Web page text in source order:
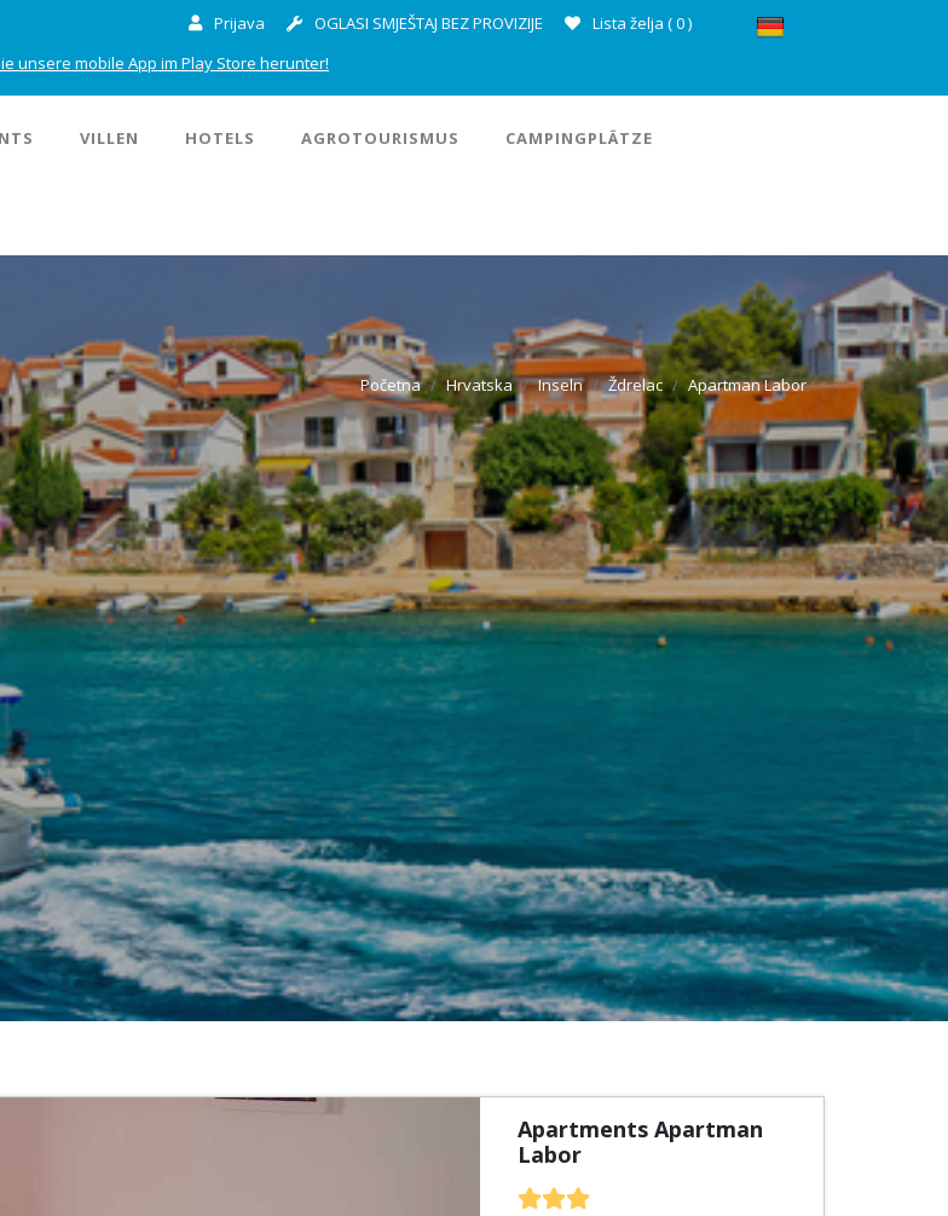
Prijava OGLASI SMJEŠTAJ BEZ PROVIZIJE Lista želja (0)
unsere mobile App im Play Store herunter!
VILLEN HOTELS AGROTOURISMUS CAMPINGPLÄTZE
Početna Hrvatska Inseln Ždrelac Apartman Labor
Apartments Apartman
Labor